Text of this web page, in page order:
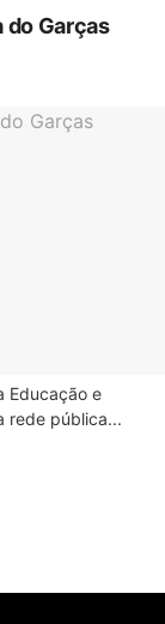
do Garças
Educação e
rede pública...